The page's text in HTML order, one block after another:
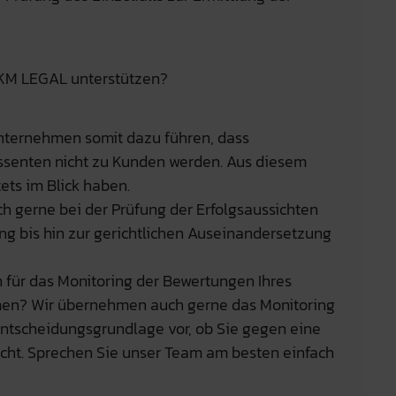
LEGAL unterstützen?
somit dazu führen, dass
nicht zu Kunden werden. Aus diesem
im Blick haben.
gerne bei der Prüfung der Erfolgsaussichten
bis hin zur gerichtlichen Auseinandersetzung
das Monitoring der Bewertungen Ihres
Wir übernehmen auch gerne das Monitoring
vor, ob Sie gegen eine
Sprechen Sie unser Team am besten einfach